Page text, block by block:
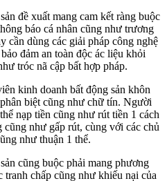
đề xuất mang cam kết ràng buộc
báo cá nhân cũng như trương
cần dùng các giải pháp công nghệ
đảm an toàn độc ác liệu khỏi
tróc nã cập bất hợp pháp.
kinh doanh bất động sản khôn
biệt cũng như chữ tín. Người
nạp tiền cũng như rút tiền 1 cách
như gấp rút, cùng với các chủ
như thuận 1 thể.
cũng buộc phải mang phương
chấp cũng như khiếu nại của